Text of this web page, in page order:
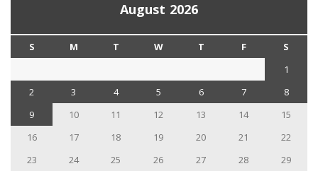
August 2026
S M T W T F
S
1
2
3 4 5 6 7
8
9
10 11 12 13 14
15
16
17 18 19 20 21
22
23
24 25 26 27 28 29